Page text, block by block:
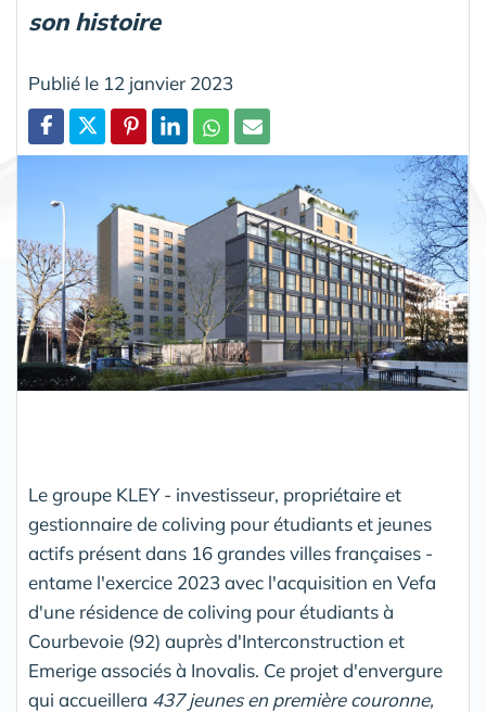
son histoire
Publié le 12 janvier 2023
Partager
Le groupe KLEY - investisseur, propriétaire et
gestionnaire de coliving pour étudiants et jeunes
actifs présent dans 16 grandes villes françaises -
entame l'exercice 2023 avec l'acquisition en Vefa
d'une résidence de coliving pour étudiants à
Courbevoie (92) auprès d'Interconstruction et
Emerige associés à Inovalis. Ce projet d'envergure
qui accueillera 437 jeunes en première couronne,